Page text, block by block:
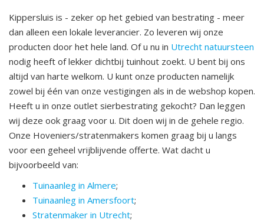
Kippersluis is - zeker op het gebied van bestrating - meer
dan alleen een lokale leverancier. Zo leveren wij onze
producten door het hele land. Of u nu in Utrecht natuursteen
nodig heeft of lekker dichtbij tuinhout zoekt. U bent bij ons
altijd van harte welkom. U kunt onze producten namelijk
zowel bij één van onze vestigingen als in de webshop kopen.
Heeft u in onze outlet sierbestrating gekocht? Dan leggen
wij deze ook graag voor u. Dit doen wij in de gehele regio.
Onze Hoveniers/stratenmakers komen graag bij u langs
voor een geheel vrijblijvende offerte. Wat dacht u
bijvoorbeeld van:
Tuinaanleg in Almere;
Tuinaanleg in Amersfoort;
Stratenmaker in Utrecht;